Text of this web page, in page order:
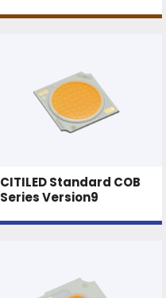
CITILED Standard COB
Series Version9